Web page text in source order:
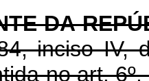
DA
inciso IV,
no art.